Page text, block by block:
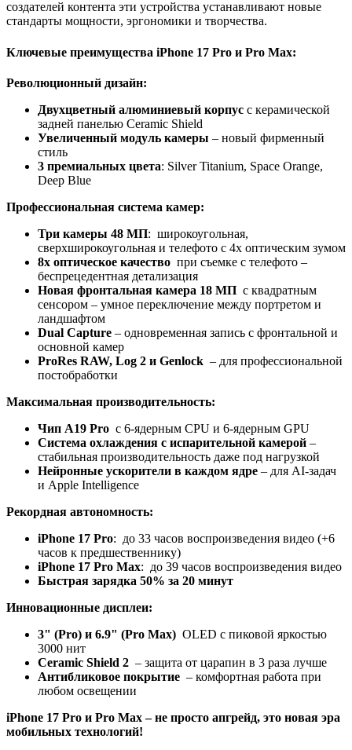
создателей контента эти устройства устанавливают новые
стандарты мощности, эргономики и творчества.
Ключевые преимущества iPhone 17 Pro и Pro Max:
Революционный дизайн:
Двухцветный алюминиевый корпус с керамической
задней панелью Ceramic Shield
Увеличенный модуль камеры – новый фирменный
стиль
3 премиальных цвета: Silver Titanium, Space Orange,
Deep Blue
Профессиональная система камер:
Три камеры 48 МП: широкоугольная,
сверхширокоугольная и телефото с 4x оптическим зумом
8x оптическое качество при съемке с телефото –
беспрецедентная детализация
Новая фронтальная камера 18 МП с квадратным
сенсором – умное переключение между портретом и
ландшафтом
Dual Capture – одновременная запись с фронтальной и
основной камер
ProRes RAW, Log 2 и Genlock – для профессиональной
постобработки
Максимальная производительность:
Чип A19 Pro с 6-ядерным CPU и 6-ядерным GPU
Система охлаждения с испарительной камерой –
стабильная производительность даже под нагрузкой
Нейронные ускорители в каждом ядре – для AI-задач
и Apple Intelligence
Рекордная автономность:
iPhone 17 Pro: до 33 часов воспроизведения видео (+6
часов к предшественнику)
iPhone 17 Pro Max: до 39 часов воспроизведения видео
Быстрая зарядка 50% за 20 минут
Инновационные дисплеи:
3" (Pro) и 6.9" (Pro Max) OLED с пиковой яркостью
3000 нит
Ceramic Shield 2 – защита от царапин в 3 раза лучше
Антибликовое покрытие – комфортная работа при
любом освещении
iPhone 17 Pro и Pro Max – не просто апгрейд, это новая эра
мобильных технологий!